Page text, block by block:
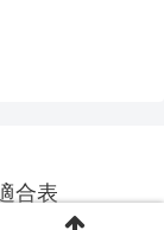
合表